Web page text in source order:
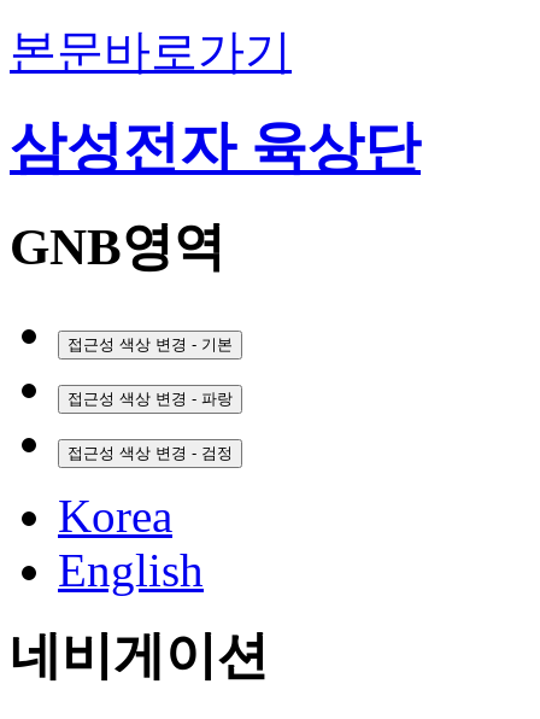
본문바로가기
삼성전자 육상단
GNB영역
접근성 색상 변경 - 기본
접근성 색상 변경 - 파랑
접근성 색상 변경 - 검정
Korea
English
네비게이션